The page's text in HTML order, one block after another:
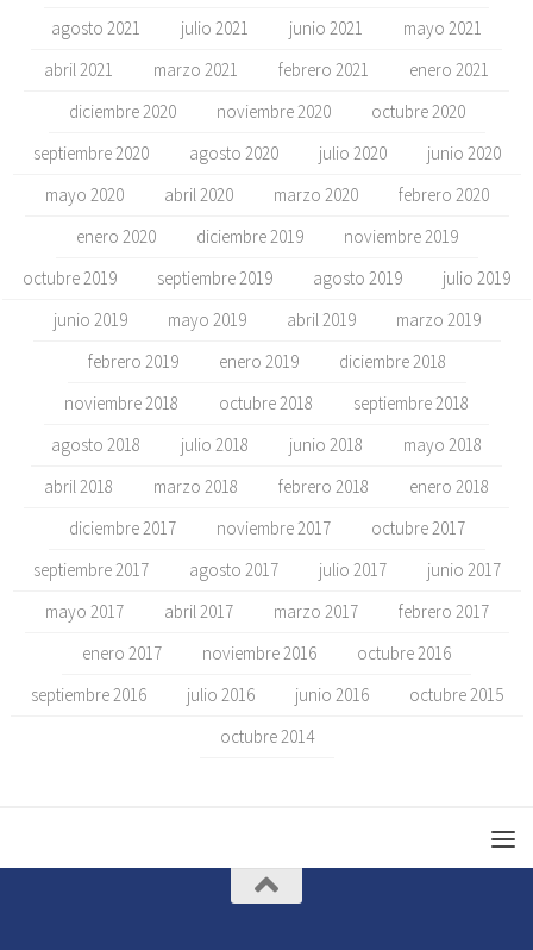
agosto 2021
julio 2021 junio 2021
mayo 2021
abril 2021
marzo 2021 febrero 2021
enero 2021
diciembre 2020
noviembre 2020
octubre 2020
septiembre 2020
agosto 2020 julio 2020
junio 2020
mayo 2020
abril 2020 marzo 2020
febrero 2020
enero 2020
diciembre 2019
noviembre 2019
octubre 2019
septiembre 2019 agosto 2019
julio 2019
junio 2019
mayo 2019 abril 2019
marzo 2019
febrero 2019
enero 2019
diciembre 2018
noviembre 2018
octubre 2018
septiembre 2018
agosto 2018
julio 2018 junio 2018
mayo 2018
abril 2018
marzo 2018 febrero 2018
enero 2018
diciembre 2017
noviembre 2017
octubre 2017
septiembre 2017
agosto 2017 julio 2017
junio 2017
mayo 2017
abril 2017 marzo 2017
febrero 2017
enero 2017
noviembre 2016
octubre 2016
septiembre 2016
julio 2016 junio 2016
octubre 2015
octubre 2014